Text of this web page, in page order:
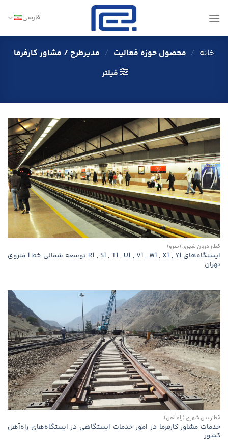
فارسی
خانه / محصول حوزه فعالیت / مدیرطرح / مشاور كارفرما
فیلتر
قطار درون شهری (مترو)
ایستگاه‌های R1 , S1 , T1 , U1 , V1 , W1 , X1 , Y1 توسعه شمالی خط 1 متروی
تهران
قطار بین شهری (راه آهن)
خدمات مشاور كارفرما در امور خدمات ایستگاهی در ایستگاه‌های راه‌آهن
كشور